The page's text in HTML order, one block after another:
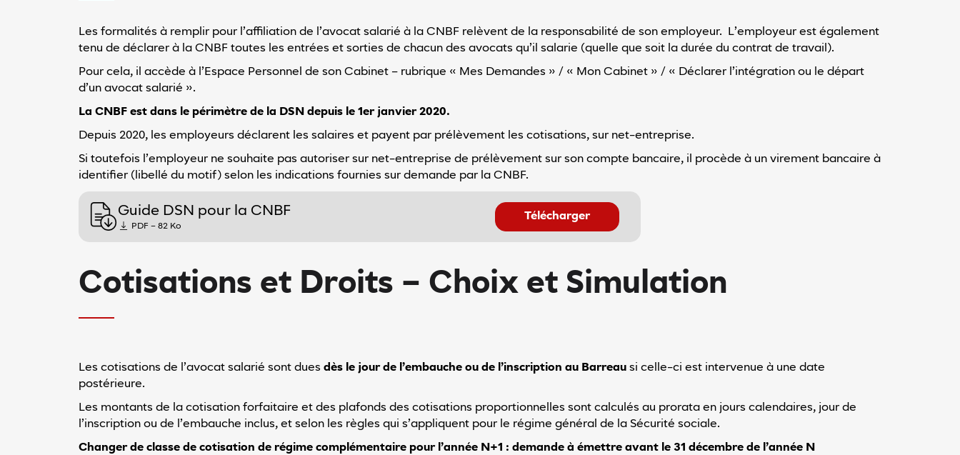
Les formalités à remplir pour l’affiliation de l’avocat salarié à la CNBF relèvent de la responsabilité de son employeur. L’employeur est également
tenu de déclarer à la CNBF toutes les entrées et sorties de chacun des avocats qu’il salarie (quelle que soit la durée du contrat de travail).
Pour cela, il accède à l’Espace Personnel de son Cabinet – rubrique « Mes Demandes » / « Mon Cabinet » / « Déclarer l’intégration ou le départ
d’un avocat salarié ».
La CNBF est dans le périmètre de la DSN depuis le 1er janvier 2020.
Depuis 2020, les employeurs déclarent les salaires et payent par prélèvement les cotisations, sur net-entreprise.
Si toutefois l’employeur ne souhaite pas autoriser sur net-entreprise de prélèvement sur son compte bancaire, il procède à un virement bancaire à
identifier (libellé du motif) selon les indications fournies sur demande par la CNBF.
Guide DSN pour la CNBF
PDF – 82 Ko
Télécharger
Cotisations et Droits – Choix et Simulation
Les cotisations de l’avocat salarié sont dues dès le jour de l’embauche ou de l’inscription au Barreausi celle-ci est intervenue à une date
postérieure.
Les montants de la cotisation forfaitaire et des plafonds des cotisations proportionnelles sont calculés au prorata en jours calendaires, jour de
l’inscription ou de l’embauche inclus, et selon les règles qui s’appliquent pour le régime général de la Sécurité sociale.
Changer de classe de cotisation de régime complémentaire pour l’année N+1 : demande à émettre avant le 31 décembre de l’année N